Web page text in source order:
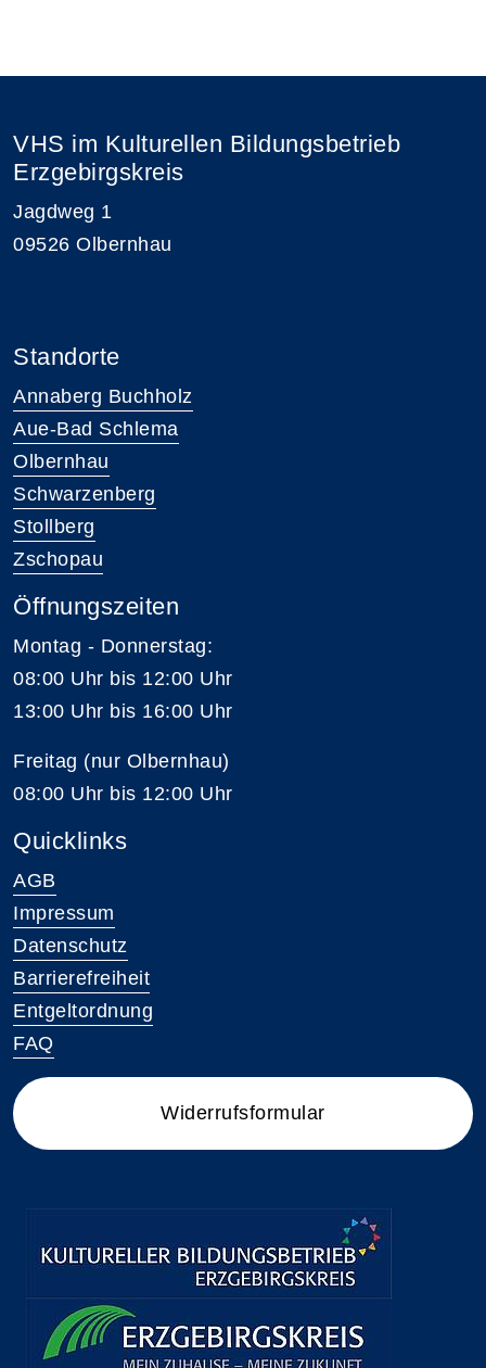
VHS im Kulturellen Bildungsbetrieb
Erzgebirgskreis
Jagdweg 1
09526 Olbernhau
Standorte
Annaberg Buchholz
Aue-Bad Schlema
Olbernhau
Schwarzenberg
Stollberg
Zschopau
Öffnungszeiten
Montag - Donnerstag:
08:00 Uhr bis 12:00 Uhr
13:00 Uhr bis 16:00 Uhr
Freitag (nur Olbernhau)
08:00 Uhr bis 12:00 Uhr
Quicklinks
AGB
Impressum
Datenschutz
Barrierefreiheit
Entgeltordnung
FAQ
Widerrufsformular